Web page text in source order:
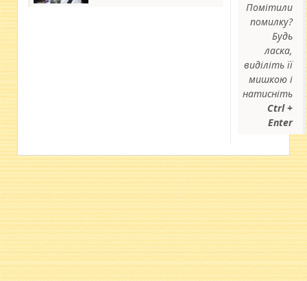
Помітили
помилку?
Будь
ласка,
виділіть її
мишкою і
натисніть
Ctrl +
Enter